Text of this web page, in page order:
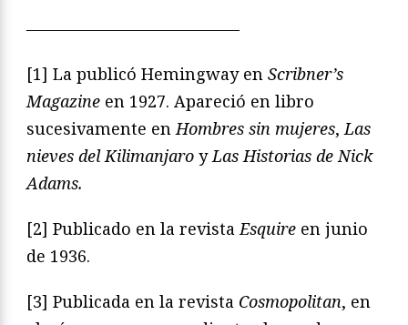
—————————————
[1] La publicó Hemingway en Scribner’s
Magazine en 1927. Apareció en libro
sucesivamente enHombres sin mujeres, Las
nieves del Kilimanjaro yLas Historias de Nick
Adams.
[2] Publicado en la revistaEsquire en junio
de 1936.
[3] Publicada en la revista Cosmopolitan, en